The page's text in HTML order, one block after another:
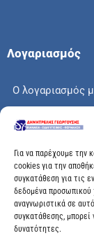
Για να παρέχουμε την
cookies για την
συγκατάθεση για τις
δεδομένα προσωπικού
αναγνωριστικά σε
συγκατάθεσης, μπορεί
δυνατότητες.
Λογαριασμός
Ο λογαριασμός
Το καλάθι μου
Check out
Διεύθυνση